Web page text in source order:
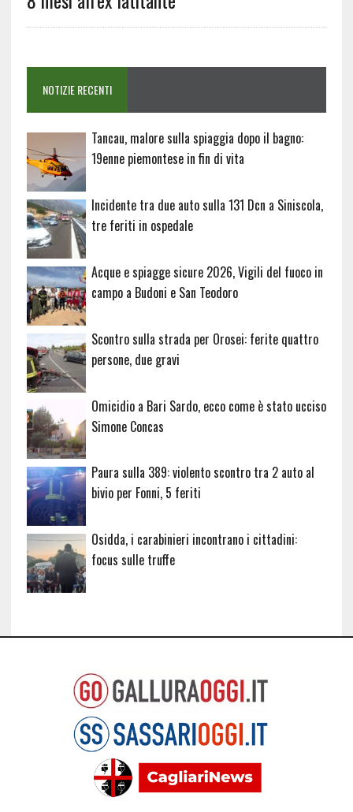
NOTIZIE RECENTI
Tancau, malore sulla spiaggia dopo il bagno:
19enne piemontese in fin di vita
Incidente tra due auto sulla 131 Dcn a Siniscola,
tre feriti in ospedale
Acque e spiagge sicure 2026, Vigili del fuoco in
campo a Budoni e San Teodoro
Scontro sulla strada per Orosei: ferite quattro
persone, due gravi
Omicidio a Bari Sardo, ecco come è stato ucciso
Simone Concas
Paura sulla 389: violento scontro tra 2 auto al
bivio per Fonni, 5 feriti
Osidda, i carabinieri incontrano i cittadini:
focus sulle truffe